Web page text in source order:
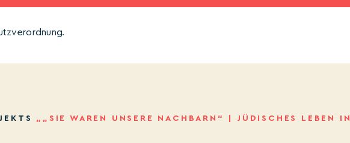
„„SIE WAREN UNSERE NACHBARN“ | JÜDISCHES LEBEN IN